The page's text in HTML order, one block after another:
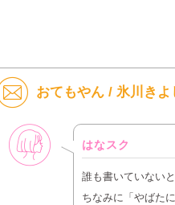
おてもやん / 氷川き
女性
はなスク
誰も書いていない
ちなみに「やばた